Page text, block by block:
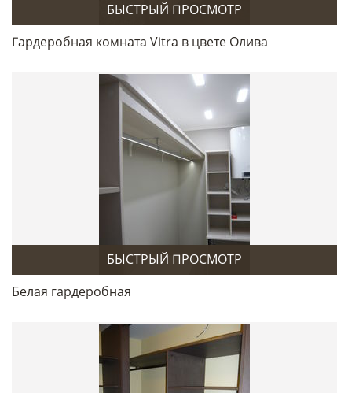
БЫСТРЫЙ ПРОСМОТР
Гардеробная комната Vitra в цвете Олива
БЫСТРЫЙ ПРОСМОТР
Белая гардеробная